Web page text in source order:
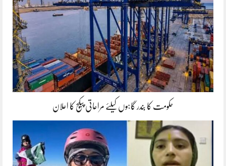
حکومت کا بندر گاہوں کیلئے مراعاتی پیکج کا اعلان